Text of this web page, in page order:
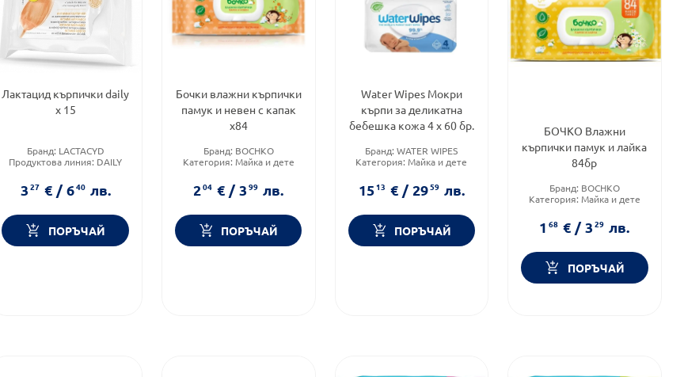
Лактацид кърпички daily
х 15
Бранд: LACTACYD
Продуктова линия: DAILY
кърпички
327 € / 640 лв.
ПОРЪЧАЙ
Бочки влажни кърпички
памук и невен с капак
x84
Бранд: BOCHKO
Категория: Майка и дете
кърпички
204 € / 399 лв.
ПОРЪЧАЙ
Water Wipes Мокри
кърпи за деликатна
бебешка кожа 4 х 60 бр.
Бранд:WATER WIPES
Категория: Майка и дете
кърпички
1513 € / 2959 лв.
ПОРЪЧАЙ
БОЧКО Влажни
кърпички памук и лайка
84бр
Бранд: BOCHKO
Категория: Майка и дете
кърпи
168 € / 329 лв.
ПОРЪЧАЙ